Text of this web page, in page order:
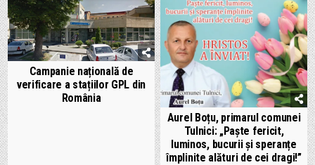
Campanie națională de
verificare a stațiilor GPL din
România
Aurel Boțu, primarul comunei
Tulnici: „Paște fericit,
luminos, bucurii și speranțe
împlinite alături de cei dragi!”